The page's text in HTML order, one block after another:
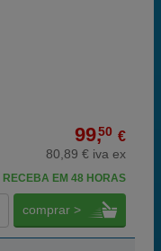
99,50 €
80,89 € iva ex
RECEBA EM 48 HORAS
comprar >